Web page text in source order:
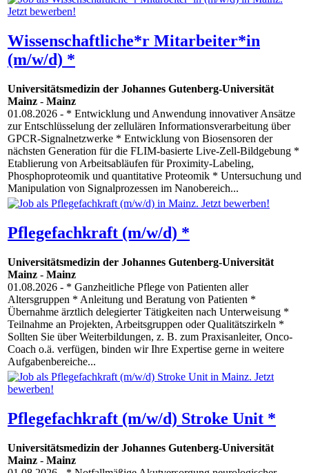
Wissenschaftliche*r Mitarbeiter*in
(m/w/d) *
Universitätsmedizin der Johannes Gutenberg-Universität
Mainz - Mainz
01.08.2026 - * Entwicklung und Anwendung innovativer Ansätze
zur Entschlüsselung der zellulären Informationsverarbeitung über
GPCR-Signalnetzwerke * Entwicklung von Biosensoren der
nächsten Generation für die FLIM-basierte Live-Zell-Bildgebung *
Etablierung von Arbeitsabläufen für Proximity-Labeling,
Phosphoproteomik und quantitative Proteomik * Untersuchung und
Manipulation von Signalprozessen im Nanobereich...
Pflegefachkraft (m/w/d) *
Universitätsmedizin der Johannes Gutenberg-Universität
Mainz - Mainz
01.08.2026 - * Ganzheitliche Pflege von Patienten aller
Altersgruppen * Anleitung und Beratung von Patienten *
Übernahme ärztlich delegierter Tätigkeiten nach Unterweisung *
Teilnahme an Projekten, Arbeitsgruppen oder Qualitätszirkeln *
Sollten Sie über Weiterbildungen, z. B. zum Praxisanleiter, Onco-
Coach o.ä. verfügen, binden wir Ihre Expertise gerne in weitere
Aufgabenbereiche...
Pflegefachkraft (m/w/d) Stroke Unit *
Universitätsmedizin der Johannes Gutenberg-Universität
Mainz - Mainz